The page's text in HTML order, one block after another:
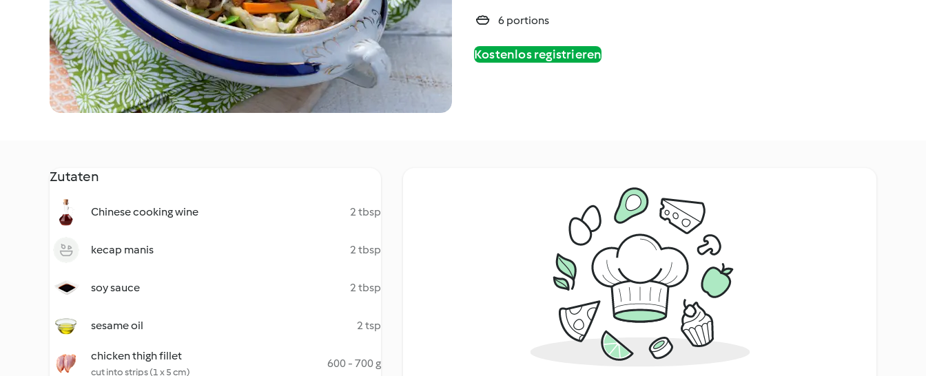
6 portions
Kostenlos registrieren
Zutaten
Chinese cooking wine 2 tbsp
kecap manis 2 tbsp
soy sauce 2 tbsp
sesame oil 2 tsp
chicken thigh fillet
cut into strips (1 x 5 cm)
600 - 700 g